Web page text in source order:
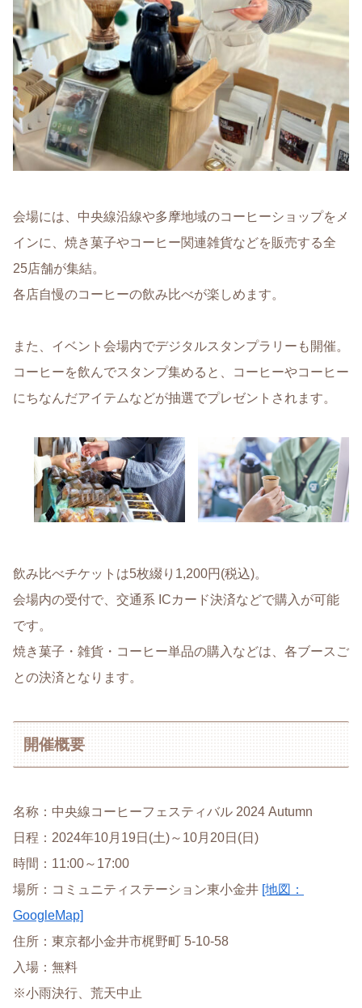
会場には、中央線沿線や多摩地域のコーヒーショップをメ
インに、焼き菓子やコーヒー関連雑貨などを販売する全
25店舗が集結。
各店自慢のコーヒーの飲み比べが楽しめます。
また、イベント会場内でデジタルスタンプラリーも開催。
コーヒーを飲んでスタンプ集めると、コーヒーやコーヒー
にちなんだアイテムなどが抽選でプレゼントされます。
飲み比べチケットは5枚綴り1,200円(税込)。
会場内の受付で、交通系 ICカード決済などで購入が可能
です。
焼き菓子・雑貨・コーヒー単品の購入などは、各ブースご
との決済となります。
開催概要
名称：中央線コーヒーフェスティバル 2024 Autumn
日程：2024年10月19日(土)～10月20日(日)
時間：11:00～17:00
場所：コミュニティステーション東小金井 [地図：
GoogleMap]
住所：東京都小金井市梶野町 5-10-58
入場：無料
※小雨決行、荒天中止